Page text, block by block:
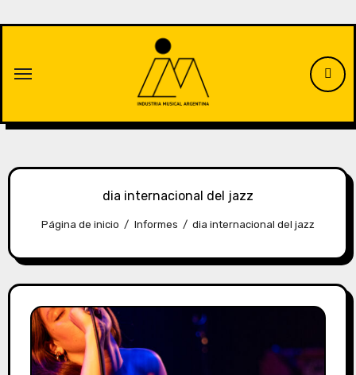
dia internacional del jazz
Página de inicio Informes dia internacional del jazz